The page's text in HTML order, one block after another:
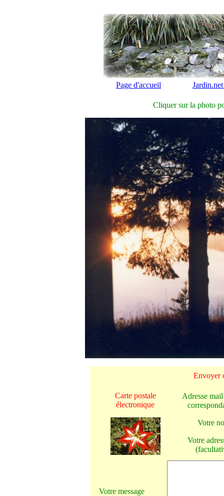
Page d'accueil
Cliquer sur la photo
Envoyer
Carte postale
électronique
Adresse
Votre
Votre
Votre message